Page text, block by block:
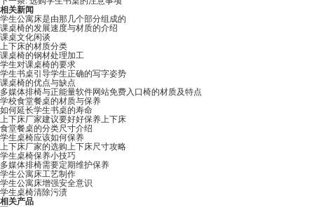
相关新闻
学生公寓床是由那几个部分组成的
课桌椅的发展速度与材质的介绍
课桌文化闲谈
上下床的材质分类
课桌椅的钢材处理加工
学生对课桌椅的要求
学生书桌引导学生正确的写字姿势
课桌椅的优点与缺点
多媒体排椅与正能量软件网站免费入口椅的材质及特点
学校食堂餐桌的材质与保养
如何延长学生书桌的寿命
上下床厂家建议要好好保养上下床
食堂餐桌的分类尺寸介绍
学生桌椅应该如何保养
上下床厂家的选购上下床尺寸攻略
学生桌椅保养小技巧
多媒体排椅需要定期维护保养
学生公寓床工艺制作
学生公寓床增强安全意识
学生桌椅清除污渍
相关产品